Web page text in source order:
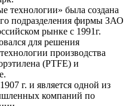
была создана
подразделения фирмы ЗАО
рынке с 1991г.
для решения
производства
(PTFE) и
г. и является одной из
компаний по